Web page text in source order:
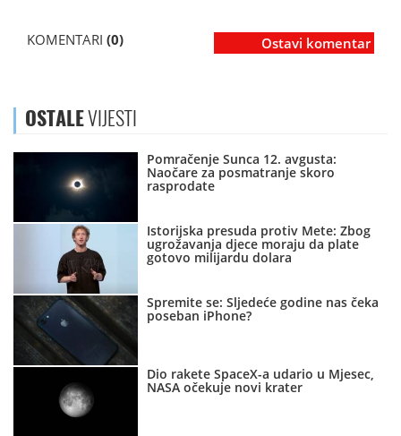
KOMENTARI (0) Ostavi komentar
OSTALEVIJESTI
Pomračenje Sunca 12. avgusta:
Naočare za posmatranje skoro
rasprodate
Istorijska presuda protiv Mete: Zbog
ugrožavanja djece moraju da plate
gotovo milijardu dolara
Spremite se: Sljedeće godine nas čeka
poseban iPhone?
Dio rakete SpaceX-a udario u Mjesec,
NASA očekuje novi krater